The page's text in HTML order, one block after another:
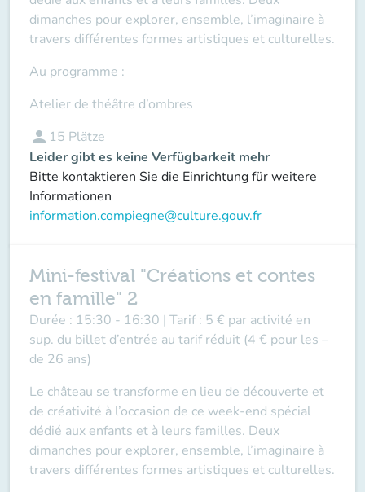
dimanches pour explorer, ensemble, l’imaginaire à
travers différentes formes artistiques et culturelles.
Au programme :
Atelier de théâtre d’ombres
person 15 Plätze
Leider gibt es keine Verfügbarkeit mehr
Bitte kontaktieren Sie die Einrichtung für weitere
Informationen
information.compiegne@culture.gouv.fr
Mini-festival "Créations et contes
en famille" 2
Durée : 15:30 - 16:30 | Tarif : 5 € par activité en
sup. du billet d’entrée au tarif réduit (4 € pour les –
de 26 ans)
Le château se transforme en lieu de découverte et
de créativité à l’occasion de ce week-end spécial
dédié aux enfants et à leurs familles. Deux
dimanches pour explorer, ensemble, l’imaginaire à
travers différentes formes artistiques et culturelles.